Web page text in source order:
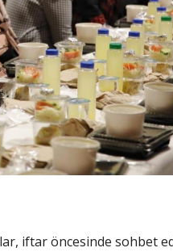
iftar öncesinde sohbet